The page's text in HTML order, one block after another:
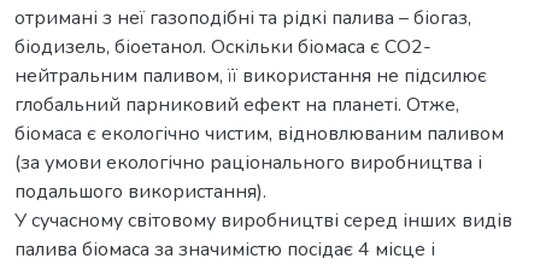
отримані з неї газоподібні та рідкі палива – біогаз,
біодизель, біоетанол. Оскільки біомаса є СО2-
нейтральним паливом, її використання не підсилює
глобальний парниковий ефект на планеті. Отже,
біомаса є екологічно чистим, відновлюваним паливом
(за умови екологічно раціонального виробництва і
подальшого використання).
У сучасному світовому виробництві серед інших видів
палива біомаса за значимістю посідає 4 місце і